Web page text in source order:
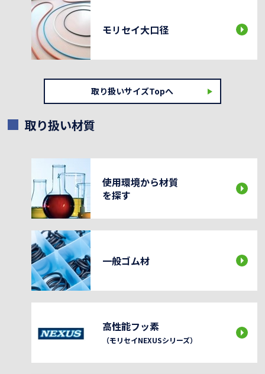
モリセイ大口径
取り扱いサイズTopへ
取り扱い材質
使用環境から材質
を探す
一般ゴム材
高性能フッ素
（モリセイNEXUSシリーズ）